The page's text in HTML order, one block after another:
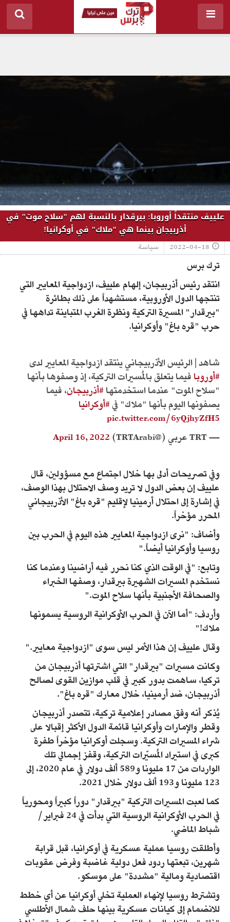
علييف منتقداً أوروبا: بيرقدار بالنسبة لهم "سلاح موت" في
أذربيجان بينما هي "ملاك" في أوكرانيا!
2022-04-18 سياسة
ترك برس
انتقد رئيس أذربيجان، إلهام علييف، ازدواجية المعايير التي
تنتجها الدول الأوروبية، مستشهداً على ذلك بطائرة
"بيرقدار" المسيرة التركية ونظرة الغرب المتباينة تداهها في
حرب "قره باغ" وأوكرانيا.
شاهد | الرئيس الأذربيجاني ينتقد ازدواجية المعايير لدى
#أوروبافيما يتعلق بالمُسيرات التركية، إذ وصفوها بأنها
"سلاح الموت" عندما استخدمتها#أذربيجان، فيما
يصفونها اليوم بأنها "ملاك" في#أوكرانيا
pic.twitter.com/6yQjhyZfH5
— TRT عربي (@TRTArabi)
April 16, 2022
وفي تصريحات أدلى بها خلال اجتماع مع مسؤولين، قال
علييف إن بعض الدول لا تريد وصف الاحتلال بهذا الوصف،
في إشارة إلى احتلال أرمينيا لإقليم "قره باغ" الأذربيجاني
المحرر مؤخراً.
وأضاف: "نرى ازدواجية المعايير هذه اليوم في الحرب بين
روسيا وأوكرانيا أيضاً."
وتابع: "في الوقت الذي كنا نحرر فيه أراضينا وعندما كنا
نستخدم المسيرات الشهيرة بيرقدار، وصفها الخبراء
والصحافة الأجنبية بأنها سلاح الموت."
وأردف: "أما الآن في الحرب الأوكرانية الروسية يسمونها
ملاك!"
وقال علييف إن هذا الأمر ليس سوى "ازدواجية معايير."
وكانت مسيرات "بيرقدار" التي اشترتها أذربيجان من
تركيا، ساهمت بدور كبير في قلب موازين القوى لصالح
أذربيجان، ضد أرمينيا، خلال معارك "قره باغ".
يُذكر أنه وفق مصادر إعلامية تركية، تتصدر أذربيجان
وقطر والإمارات وأوكرانيا قائمة الدول الأكثر إقبالا على
شراء المسيرات التركية. وسجلت أوكرانيا مؤخراً طفرة
كبرى في استيراد المُسيّرات التركية، وقفز إجمالي تلك
الواردات من 17 مليونا و589 ألف دولار في عام 2020، إلى
123 مليونا و193 ألف دولار خلال 2021.
كما لعبت المسيرات التركية "بيرقدار" دوراً كبيراً ومحورياً
في الحرب الأوكرانية الروسية التي بدأت في 24 فبراير/
شباط الماضي.
وأطلقت روسيا عملية عسكرية في أوكرانيا، قبل قرابة
شهرين، تبعتها ردود فعل دولية غاضبة وفرض عقوبات
اقتصادية ومالية "مشددة" على موسكو.
وتشترط روسيا لإنهاء العملية تخلي أوكرانيا عن أي خطط
للانضمام إلى كيانات عسكرية بينها حلف شمال الأطلسي